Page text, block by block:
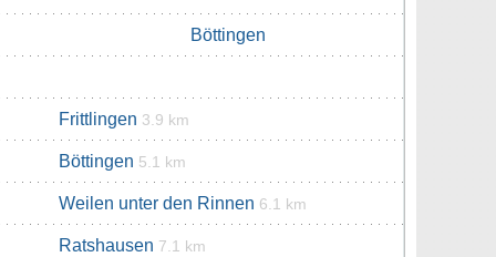
Böttingen
Frittlingen 3.9 km
Böttingen 5.1 km
Weilen unter den Rinnen 6.1 km
Ratshausen 7.1 km